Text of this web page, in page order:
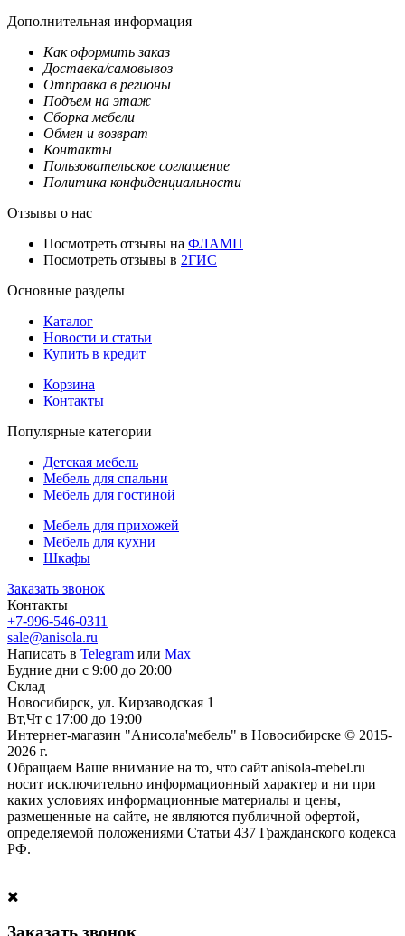
Дополнительная информация
Как оформить заказ
Доставка/самовывоз
Отправка в регионы
Подъем на этаж
Сборка мебели
Обмен и возврат
Контакты
Пользовательское соглашение
Политика конфиденциальности
Отзывы о нас
Посмотреть отзывы на ФЛАМП
Посмотреть отзывы в 2ГИС
Основные разделы
Каталог
Новости и статьи
Купить в кредит
Корзина
Контакты
Популярные категории
Детская мебель
Мебель для спальни
Мебель для гостиной
Мебель для прихожей
Мебель для кухни
Шкафы
Заказать звонок
Контакты
+7-996-546-0311
sale@anisola.ru
Написать в Telegram или Max
Будние дни с 9:00 до 20:00
Склад
Новосибирск, ул. Кирзаводская 1
Вт,Чт с 17:00 до 19:00
Интернет-магазин "Анисола'мебель" в Новосибирске © 2015-
2026 г.
Обращаем Ваше внимание на то, что сайт anisola-mebel.ru
носит исключительно информационный характер и ни при
каких условиях информационные материалы и цены,
размещенные на сайте, не являются публичной офертой,
определяемой положениями Статьи 437 Гражданского кодекса
РФ.
Заказать звонок